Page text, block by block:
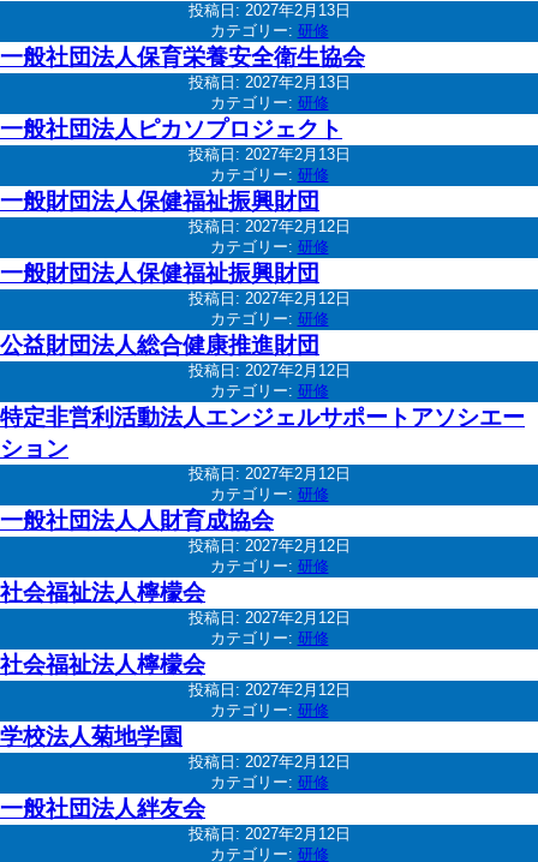
投稿日: 2027年2月13日
カテゴリー: 研修
一般社団法人保育栄養安全衛生協会
投稿日: 2027年2月13日
カテゴリー: 研修
一般社団法人ピカソプロジェクト
投稿日: 2027年2月13日
カテゴリー: 研修
一般財団法人保健福祉振興財団
投稿日: 2027年2月12日
カテゴリー: 研修
一般財団法人保健福祉振興財団
投稿日: 2027年2月12日
カテゴリー: 研修
公益財団法人総合健康推進財団
投稿日: 2027年2月12日
カテゴリー: 研修
特定非営利活動法人エンジェルサポートアソシエー
ション
投稿日: 2027年2月12日
カテゴリー: 研修
一般社団法人人財育成協会
投稿日: 2027年2月12日
カテゴリー: 研修
社会福祉法人檸檬会
投稿日: 2027年2月12日
カテゴリー: 研修
社会福祉法人檸檬会
投稿日: 2027年2月12日
カテゴリー: 研修
学校法人菊地学園
投稿日: 2027年2月12日
カテゴリー: 研修
一般社団法人絆友会
投稿日: 2027年2月12日
カテゴリー: 研修